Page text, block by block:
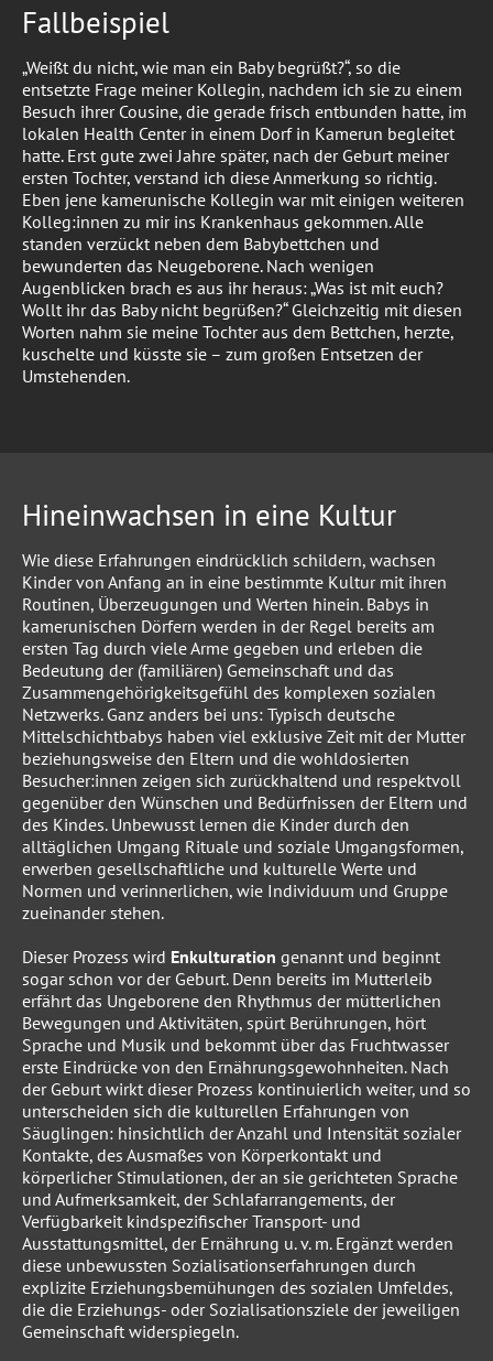
Fallbeispiel
„Weißt du nicht, wie man ein Baby begrüßt?“, so die
entsetzte Frage meiner Kollegin, nachdem ich sie zu einem
Besuch ihrer Cousine, die gerade frisch entbunden hatte, im
lokalen Health Center in einem Dorf in Kamerun begleitet
hatte. Erst gute zwei Jahre später, nach der Geburt meiner
ersten Tochter, verstand ich diese Anmerkung so richtig.
Eben jene kamerunische Kollegin war mit einigen weiteren
Kolleg:innen zu mir ins Krankenhaus gekommen. Alle
standen verzückt neben dem Babybettchen und
bewunderten das Neugeborene. Nach wenigen
Augenblicken brach es aus ihr heraus: „Was ist mit euch?
Wollt ihr das Baby nicht begrüßen?“ Gleichzeitig mit diesen
Worten nahm sie meine Tochter aus dem Bettchen, herzte,
kuschelte und küsste sie – zum großen Entsetzen der
Umstehenden.
Hineinwachsen in eine Kultur
Wie diese Erfahrungen eindrücklich schildern, wachsen
Kinder von Anfang an in eine bestimmte Kultur mit ihren
Routinen, Überzeugungen und Werten hinein. Babys in
kamerunischen Dörfern werden in der Regel bereits am
ersten Tag durch viele Arme gegeben und erleben die
Bedeutung der (familiären) Gemeinschaft und das
Zusammengehörigkeitsgefühl des komplexen sozialen
Netzwerks. Ganz anders bei uns: Typisch deutsche
Mittelschichtbabys haben viel exklusive Zeit mit der Mutter
beziehungsweise den Eltern und die wohldosierten
Besucher:innen zeigen sich zurückhaltend und respektvoll
gegenüber den Wünschen und Bedürfnissen der Eltern und
des Kindes. Unbewusst lernen die Kinder durch den
alltäglichen Umgang Rituale und soziale Umgangsformen,
erwerben gesellschaftliche und kulturelle Werte und
Normen und verinnerlichen, wie Individuum und Gruppe
zueinander stehen.
Dieser Prozess wird Enkulturation genannt und beginnt
sogar schon vor der Geburt. Denn bereits im Mutterleib
erfährt das Ungeborene den Rhythmus der mütterlichen
Bewegungen und Aktivitäten, spürt Berührungen, hört
Sprache und Musik und bekommt über das Fruchtwasser
erste Eindrücke von den Ernährungsgewohnheiten. Nach
der Geburt wirkt dieser Prozess kontinuierlich weiter, und so
unterscheiden sich die kulturellen Erfahrungen von
Säuglingen: hinsichtlich der Anzahl und Intensität sozialer
Kontakte, des Ausmaßes von Körperkontakt und
körperlicher Stimulationen, der an sie gerichteten Sprache
und Aufmerksamkeit, der Schlafarrangements, der
Verfügbarkeit kindspezifischer Transport- und
Ausstattungsmittel, der Ernährung u. v. m. Ergänzt werden
diese unbewussten Sozialisationserfahrungen durch
explizite Erziehungsbemühungen des sozialen Umfeldes,
die die Erziehungs- oder Sozialisationsziele der jeweiligen
Gemeinschaft widerspiegeln.